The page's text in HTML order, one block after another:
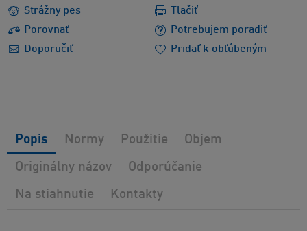
Strážny pes
Porovnať
Potrebujem poradiť
Doporučiť
Tlačiť
Pridať k obľúbeným
Popis Normy Použitie Objem
Originálny názov Odporúčanie
Na stiahnutie Kontakty